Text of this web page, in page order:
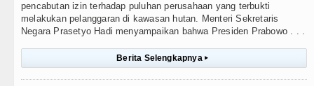
pencabutan izin terhadap puluhan perusahaan yang terbukti
melakukan pelanggaran di kawasan hutan. Menteri Sekretaris
Negara Prasetyo Hadi menyampaikan bahwa Presiden Prabowo . . .
Berita Selengkapnya ▸